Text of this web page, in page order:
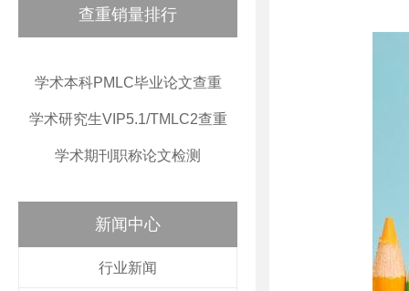
查重销量排行
学术本科PMLC毕业论文查重
学术研究生VIP5.1/TMLC2查重
学术期刊职称论文检测
新闻中心
行业新闻